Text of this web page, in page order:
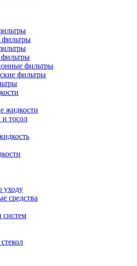
фильтры
фильтры
жидкости
тосол
уходу
средства
систем